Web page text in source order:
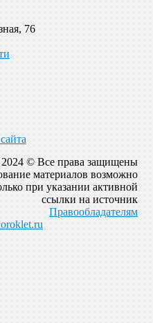
76
2024 © Все права защищены
материалов возможно
при указании активной
ссылки на источник
Правообладателям